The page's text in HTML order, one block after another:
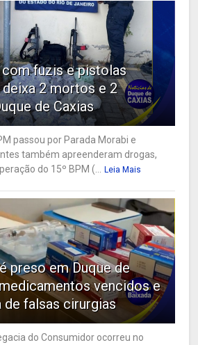
fuzis e pistolas
2 mortos e 2
de Caxias
passou por Parada Morabi e
também apreenderam drogas,
do 15º BPM (...
Leia Mais
preso em Duque de
vencidos e
de falsas cirurgias
do Consumidor ocorreu no